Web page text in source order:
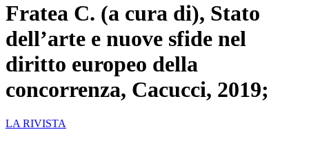
Fratea C. (a cura di), Stato
dell’arte e nuove sfide nel
diritto europeo della
concorrenza, Cacucci, 2019;
LA RIVISTA